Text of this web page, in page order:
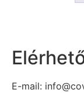
E-mail: